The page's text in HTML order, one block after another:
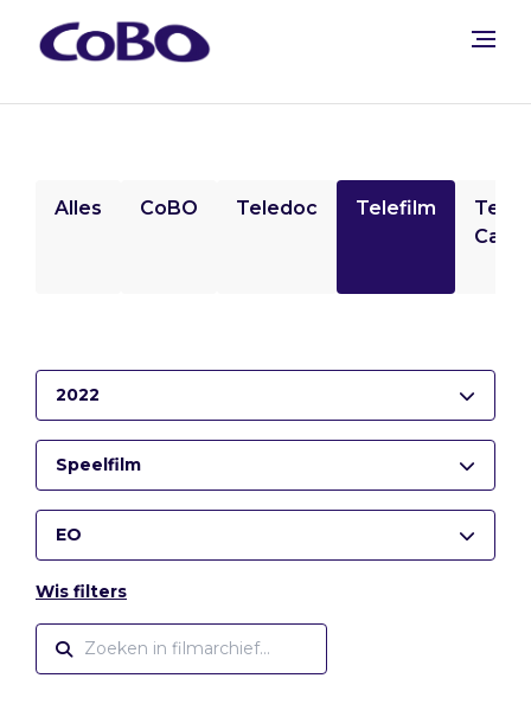
Alles CoBO Teledoc Telefilm
2022
Speelfilm
EO
Wis filters